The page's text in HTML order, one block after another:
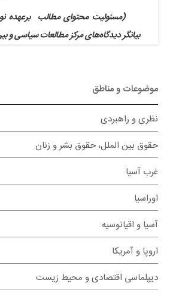
(مسئولیت محتوای مطالب برعهده
بیانگر دیدگاه‌های مرکز مطالعات سیاسی و
موضوعات و مناطق
نظری و راهبردی
حقوق بین الملل، حقوق بشر و زنان
غرب آسیا
اوراسیا
آسیا و اقیانوسیه
اروپا و آمریکا
دیپلماسی اقتصادی و محیط زیست